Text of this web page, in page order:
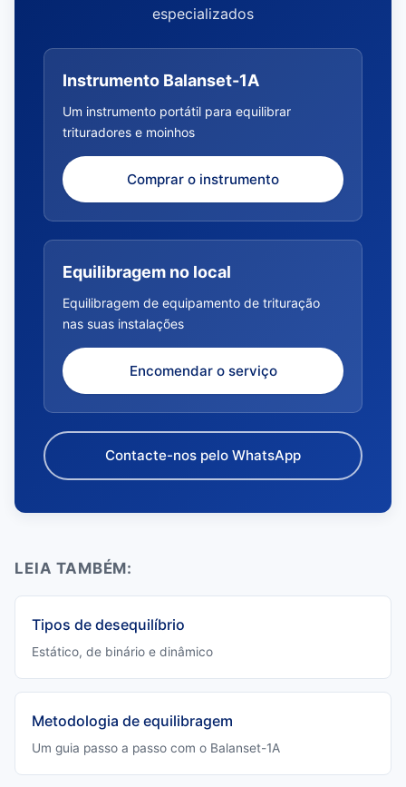
especializados
Instrumento Balanset-1A
Um instrumento portátil para equilibrar
trituradores e moinhos
Comprar o instrumento
Equilibragem no local
Equilibragem de equipamento de trituração
nas suas instalações
Encomendar o serviço
Contacte-nos pelo WhatsApp
LEIA TAMBÉM:
Tipos de desequilíbrio
Estático, de binário e dinâmico
Metodologia de equilibragem
Um guia passo a passo com o Balanset-1A